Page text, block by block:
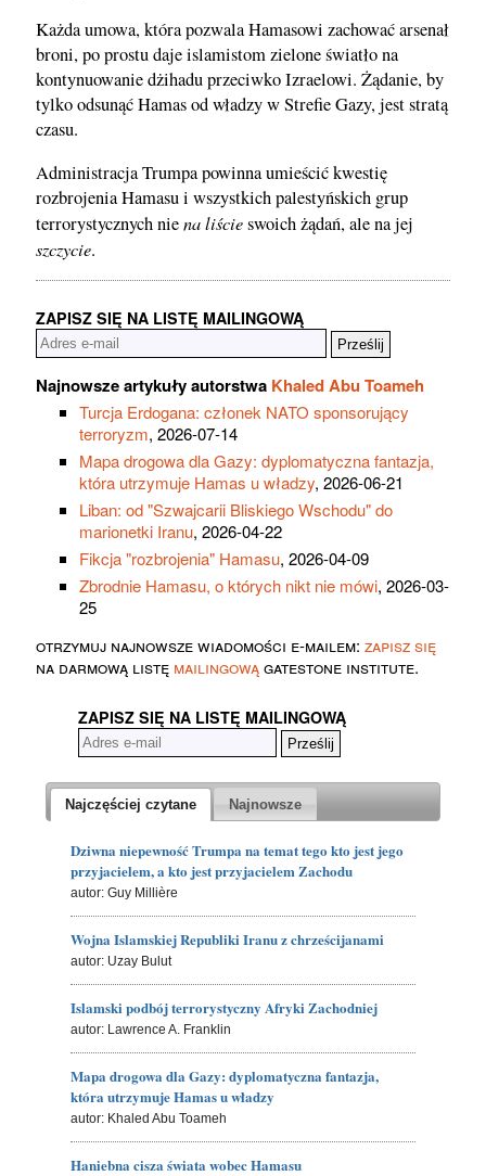
Każda umowa, która pozwala Hamasowi zachować arsenał
broni, po prostu daje islamistom zielone światło na
kontynuowanie dżihadu przeciwko Izraelowi. Żądanie, by
tylko odsunąć Hamas od władzy w Strefie Gazy, jest stratą
czasu.
Administracja Trumpa powinna umieścić kwestię
rozbrojenia Hamasu i wszystkich palestyńskich grup
terrorystycznych niena liścieswoich żądań, ale na jej
szczycie.
ZAPISZ SIĘ NA LISTĘ MAILINGOWĄ
Najnowsze artykuły autorstwa Khaled Abu Toameh
Turcja Erdogana: członek NATO sponsorujący
terroryzm, 2026-07-14
Mapa drogowa dla Gazy: dyplomatyczna fantazja,
która utrzymuje Hamas u władzy, 2026-06-21
Liban: od "Szwajcarii Bliskiego Wschodu" do
marionetki Iranu, 2026-04-22
Fikcja "rozbrojenia" Hamasu, 2026-04-09
Zbrodnie Hamasu, o których nikt nie mówi, 2026-03-
25
otrzymuj najnowsze wiadomości e-mailem: zapisz się
na darmową listę mailingowągatestone institute.
ZAPISZ SIĘ NA LISTĘ MAILINGOWĄ
Najczęściej czytane Najnowsze
Dziwna niepewność Trumpa na temat tego kto jest jego
przyjacielem, a kto jest przyjacielem Zachodu
autor: Guy Millière
Wojna Islamskiej Republiki Iranu z chrześcijanami
autor: Uzay Bulut
Islamski podbój terrorystyczny Afryki Zachodniej
autor: Lawrence A. Franklin
Mapa drogowa dla Gazy: dyplomatyczna fantazja,
która utrzymuje Hamas u władzy
autor: Khaled Abu Toameh
Haniebna cisza świata wobec Hamasu